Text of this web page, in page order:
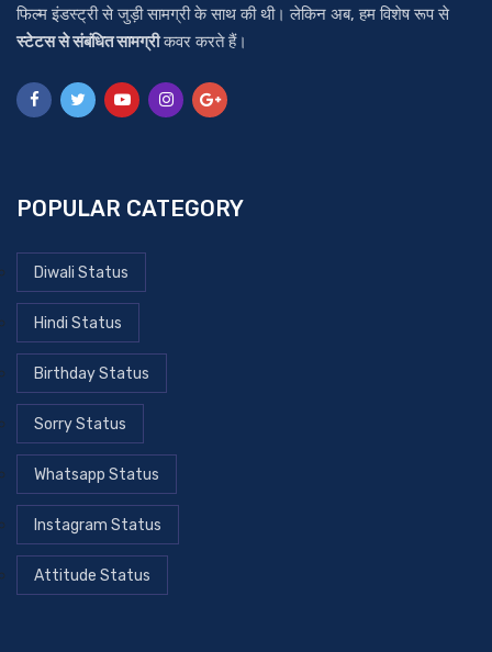
फिल्म इंडस्ट्री से जुड़ी सामग्री के साथ की थी। लेकिन अब, हम विशेष रूप से
स्टेटस से संबंधित सामग्रीकवर करते हैं।
POPULAR CATEGORY
Diwali Status
Hindi Status
Birthday Status
Sorry Status
Whatsapp Status
Instagram Status
Attitude Status